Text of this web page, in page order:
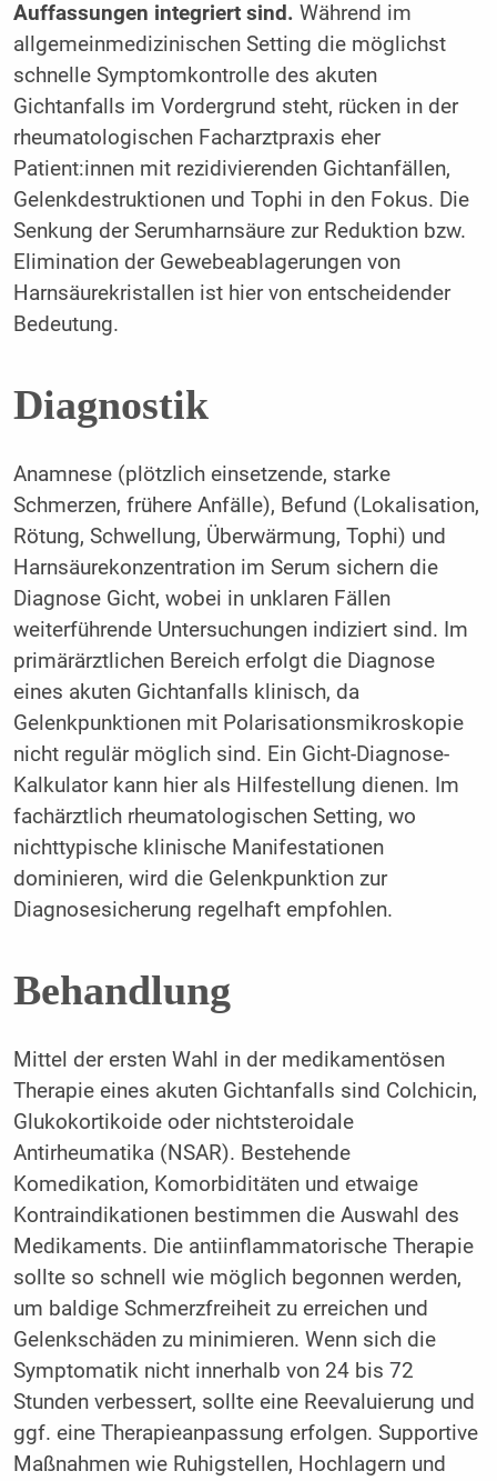
Auffassungen integriert sind. Während im
allgemeinmedizinischen Setting die möglichst
schnelle Symptomkontrolle des akuten
Gichtanfalls im Vordergrund steht, rücken in der
rheumatologischen Facharztpraxis eher
Patient:innen mit rezidivierenden Gichtanfällen,
Gelenkdestruktionen und Tophi in den Fokus. Die
Senkung der Serumharnsäure zur Reduktion bzw.
Elimination der Gewebeablagerungen von
Harnsäurekristallen ist hier von entscheidender
Bedeutung.
Diagnostik
Anamnese (plötzlich einsetzende, starke
Schmerzen, frühere Anfälle), Befund (Lokalisation,
Rötung, Schwellung, Überwärmung, Tophi) und
Harnsäurekonzentration im Serum sichern die
Diagnose Gicht, wobei in unklaren Fällen
weiterführende Untersuchungen indiziert sind. Im
primärärztlichen Bereich erfolgt die Diagnose
eines akuten Gichtanfalls klinisch, da
Gelenkpunktionen mit Polarisationsmikroskopie
nicht regulär möglich sind. Ein Gicht-Diagnose-
Kalkulator kann hier als Hilfestellung dienen. Im
fachärztlich rheumatologischen Setting, wo
nichttypische klinische Manifestationen
dominieren, wird die Gelenkpunktion zur
Diagnosesicherung regelhaft empfohlen.
Behandlung
Mittel der ersten Wahl in der medikamentösen
Therapie eines akuten Gichtanfalls sind Colchicin,
Glukokortikoide oder nichtsteroidale
Antirheumatika (NSAR). Bestehende
Komedikation, Komorbiditäten und etwaige
Kontraindikationen bestimmen die Auswahl des
Medikaments. Die antiinflammatorische Therapie
sollte so schnell wie möglich begonnen werden,
um baldige Schmerzfreiheit zu erreichen und
Gelenkschäden zu minimieren. Wenn sich die
Symptomatik nicht innerhalb von 24 bis 72
Stunden verbessert, sollte eine Reevaluierung und
ggf. eine Therapieanpassung erfolgen. Supportive
Maßnahmen wie Ruhigstellen, Hochlagern und